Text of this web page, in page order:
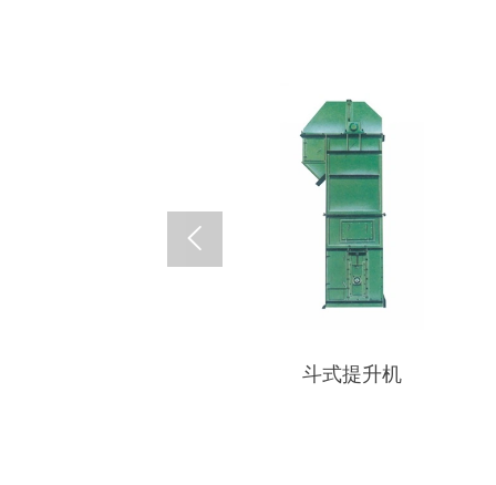
斗式提升机
